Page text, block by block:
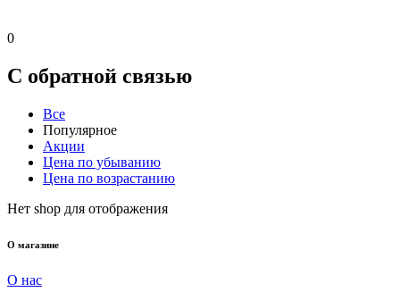
0
С обратной связью
Все
Популярное
Акции
Цена по убыванию
Цена по возрастанию
Нет shop для отображения
О магазине
О нас